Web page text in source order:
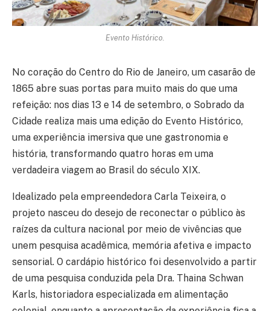
Evento Histórico.
No coração do Centro do Rio de Janeiro, um casarão de
1865 abre suas portas para muito mais do que uma
refeição: nos dias 13 e 14 de setembro, o Sobrado da
Cidade realiza mais uma edição do Evento Histórico,
uma experiência imersiva que une gastronomia e
história, transformando quatro horas em uma
verdadeira viagem ao Brasil do século XIX.
Idealizado pela empreendedora Carla Teixeira, o
projeto nasceu do desejo de reconectar o público às
raízes da cultura nacional por meio de vivências que
unem pesquisa acadêmica, memória afetiva e impacto
sensorial. O cardápio histórico foi desenvolvido a partir
de uma pesquisa conduzida pela Dra. Thaina Schwan
Karls, historiadora especializada em alimentação